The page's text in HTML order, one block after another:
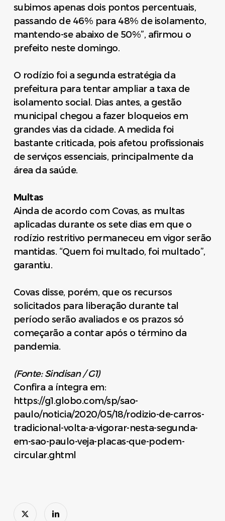
subimos apenas dois pontos percentuais,
passando de 46% para 48% de isolamento,
mantendo-se abaixo de 50%”, afirmou o
prefeito neste domingo.
O rodízio foi a segunda estratégia da
prefeitura para tentar ampliar a taxa de
isolamento social. Dias antes, a gestão
municipal chegou a fazer bloqueios em
grandes vias da cidade. A medida foi
bastante criticada, pois afetou profissionais
de serviços essenciais, principalmente da
área da saúde.
Multas
Ainda de acordo com Covas, as multas
aplicadas durante os sete dias em que o
rodízio restritivo permaneceu em vigor serão
mantidas. “Quem foi multado, foi multado”,
garantiu.
Covas disse, porém, que os recursos
solicitados para liberação durante tal
período serão avaliados e os prazos só
começarão a contar após o término da
pandemia.
(Fonte: Sindisan / G1)
Confira a íntegra em:
https://g1.globo.com/sp/sao-
paulo/noticia/2020/05/18/rodizio-de-carros-
tradicional-volta-a-vigorar-nesta-segunda-
em-sao-paulo-veja-placas-que-podem-
circular.ghtml